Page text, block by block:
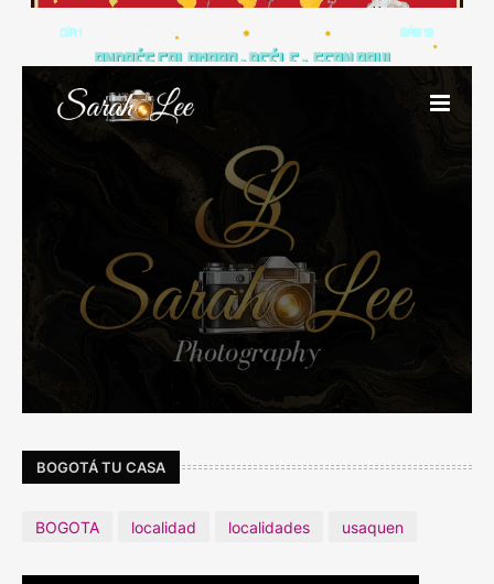
BOGOTÁ TU CASA
BOGOTA localidad localidades usaquen